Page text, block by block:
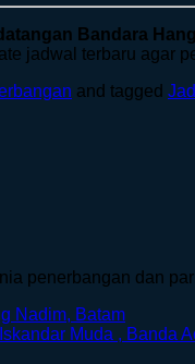
Bandara
jadwal terbaru agar
and tagged
penerbangan dan
Nadim, Batam
Muda , Banda